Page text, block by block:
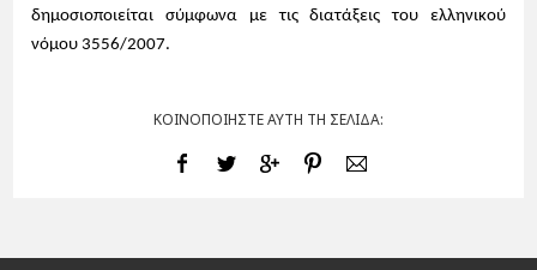
δημοσιοποιείται σύμφωνα με τις διατάξεις του ελληνικού
νόμου 3556/2007.
ΚΟΙΝΟΠΟΙΗΣΤΕ ΑΥΤΗ ΤΗ ΣΕΛΙΔΑ: